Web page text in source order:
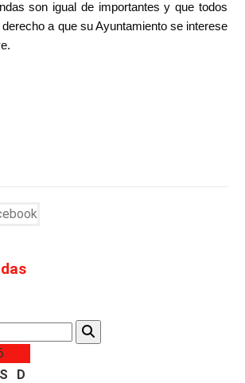
son igual de importantes y que todos
a que su Ayuntamiento se interese
S
D